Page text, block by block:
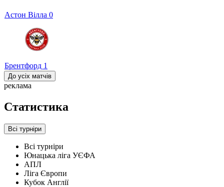
Астон Вілла 0
Брентфорд 1
До усіх матчів
реклама
Статистика
Всі турніри
Всі турніри
Юнацька ліга УЄФА
АПЛ
Ліга Європи
Кубок Англії